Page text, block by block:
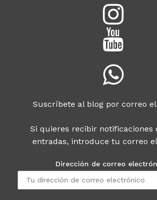
Suscríbete al blog por correo
Si quieres recibir notificaciones
entradas, introduce tu correo
Dirección de correo